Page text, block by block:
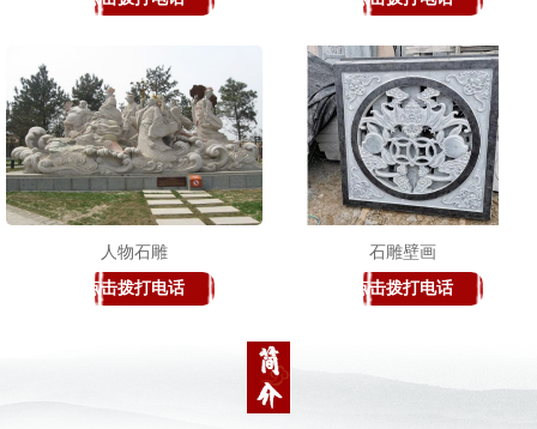
人物石雕
点击拨打电话
石雕壁画
点击拨打电话